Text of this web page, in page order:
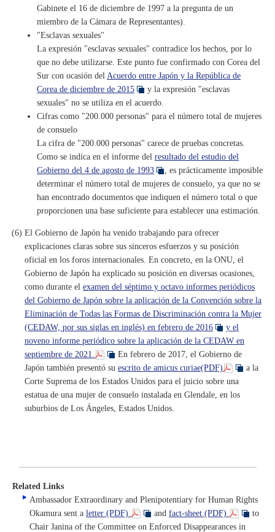
Gabinete el 16 de diciembre de 1997 a la pregunta de un
miembro de la Cámara de Representantes).
"Esclavas sexuales"
La expresión "esclavas sexuales" contradice los hechos, por lo
que no debe utilizarse. Este punto fue confirmado con Corea del
Sur con ocasión del Acuerdo entre Japón y la República de
Corea de diciembre de 2015
y la expresión "esclavas
sexuales" no se utiliza en el acuerdo.
Cifras como "200.000 personas" para el número total de mujeres
de consuelo
La cifra de "200.000 personas" carece de pruebas concretas.
Como se indica en el informe del resultado del estudio del
Gobierno del 4 de agosto de 1993
, es prácticamente imposible
determinar el número total de mujeres de consuelo, ya que no se
han encontrado documentos que indiquen el número total o que
proporcionen una base suficiente para establecer una estimación.
(6) El Gobierno de Japón ha venido trabajando para ofrecer
explicaciones claras sobre sus sinceros esfuerzos y su posición
oficial en los foros internacionales. En concreto, en la ONU, el
Gobierno de Japón ha explicado su posición en diversas ocasiones,
como durante el examen del séptimo y octavo informes periódicos
del Gobierno de Japón sobre la aplicación de la Convención sobre la
Eliminación de Todas las Formas de Discriminación contra la Mujer
(CEDAW, por sus siglas en inglés) en febrero de 2016
y el
noveno informe periódico sobre la aplicación de la CEDAW en
septiembre de 2021.
En febrero de 2017, el Gobierno de
Japón también presentó su escrito de amicus curiae(PDF)
a la
Corte Suprema de los Estados Unidos para el juicio sobre una
estatua de una mujer de consuelo instalada en Glendale, en los
suburbios de Los Ángeles, Estados Unidos.
Related Links
Ambassador Extraordinary and Plenipotentiary for Human Rights
Okamura sent a letter (PDF) and fact-sheet (PDF)
to
Chair Janina of the Committee on Enforced Disappearances in